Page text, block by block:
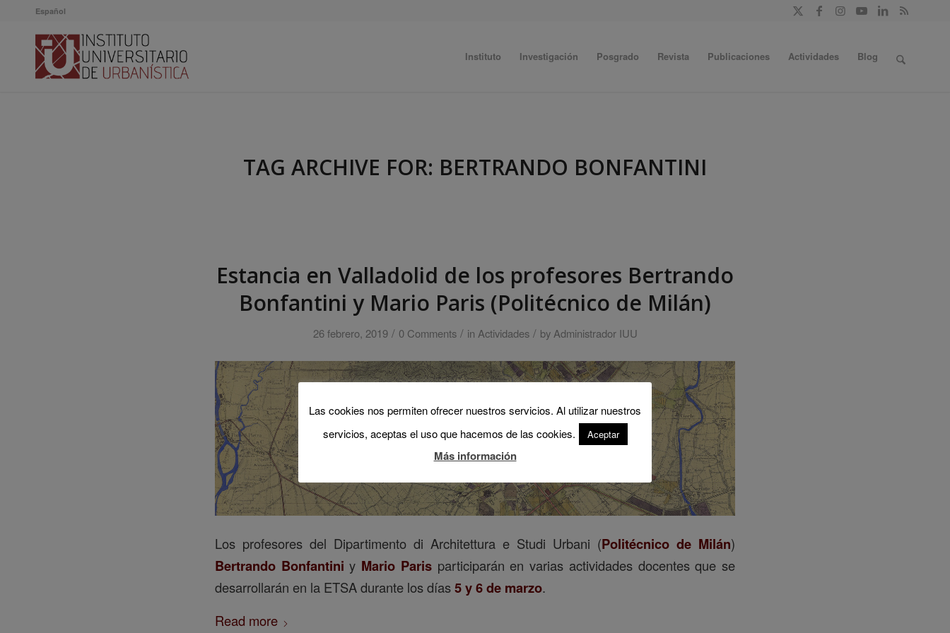
Español
Instituto Investigación Posgrado Revista Publicaciones Actividades Blog
TAG ARCHIVE FOR: BERTRANDO BONFANTINI
Estancia en Valladolid de los profesores Bertrando
Bonfantini y Mario Paris (Politécnico de Milán)
26 febrero, 2019 / 0 Comments / in Actividades / by Administrador IUU
Los profesores del Dipartimento di Architettura e Studi Urbani (Politécnico de Milán)
Bertrando Bonfantini y Mario Parisparticiparán en varias actividades docentes que se
desarrollarán en la ETSA durante los días5 y 6 de marzo.
Read more
Las cookies nos permiten ofrecer nuestros servicios. Al utilizar nuestros
servicios, aceptas el uso que hacemos de las cookies.
Aceptar
Más información